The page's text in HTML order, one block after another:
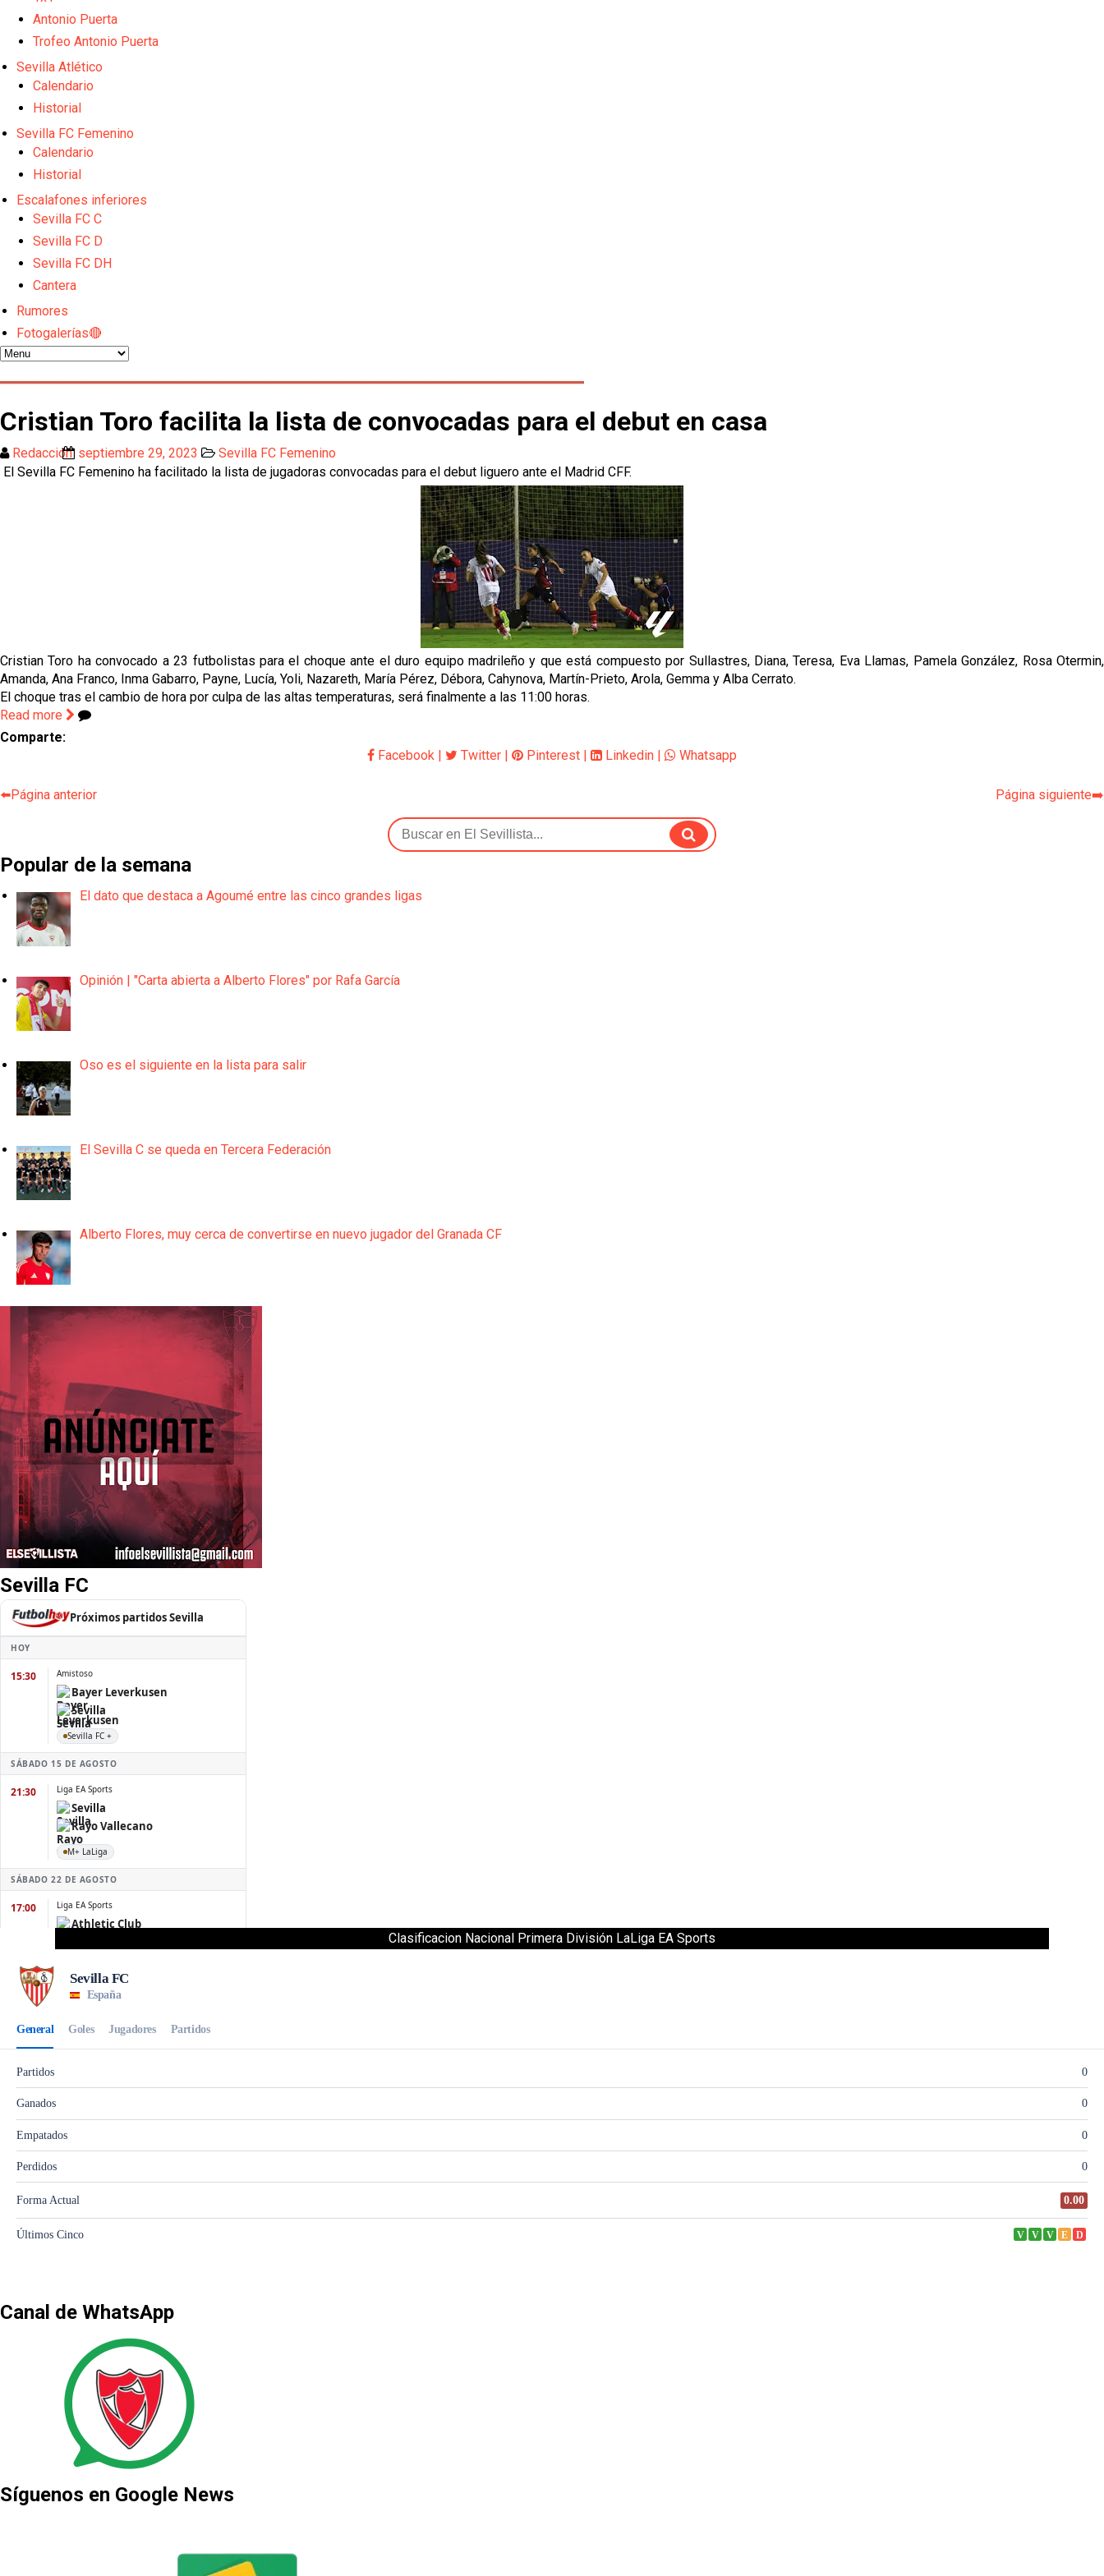
Kochorashvili, seria opción para reforzar el centro del campo sevillista
Sow muy cerca de cerrar su traspaso al Genoa
Banquillos confirmados: así queda la cantera del Sevilla Femenino para la 2026/27
Antonio Puerta
Trofeo Antonio Puerta
Sevilla Atlético
Calendario
Historial
Sevilla FC Femenino
Calendario
Historial
Escalafones inferiores
Sevilla FC C
Sevilla FC D
Sevilla FC DH
Cantera
Rumores
Fotogalerías🔴
Cristian Toro facilita la lista de convocadas para el debut en casa
Redacción septiembre 29, 2023
Sevilla FC Femenino
El Sevilla FC Femenino ha facilitado la lista de jugadoras convocadas para el debut liguero ante el Madrid CFF.
Cristian Toro ha convocado a 23 futbolistas para el choque ante el duro equipo madrileño y que está compuesto por Sullastres, Diana, Teresa, Eva Llamas, Pamela González, Rosa Otermin,
Amanda, Ana Franco, Inma Gabarro, Payne, Lucía, Yoli, Nazareth, María Pérez, Débora, Cahynova, Martín-Prieto, Arola, Gemma y Alba Cerrato.
El choque tras el cambio de hora por culpa de las altas temperaturas, será finalmente a las 11:00 horas.
Read more
Comparte:
Facebook | Twitter | Pinterest | Linkedin | Whatsapp
⬅️Página anterior Página siguiente➡️
Popular de la semana
El dato que destaca a Agoumé entre las cinco grandes ligas
Opinión | "Carta abierta a Alberto Flores" por Rafa García
Oso es el siguiente en la lista para salir
El Sevilla C se queda en Tercera Federación
Alberto Flores, muy cerca de convertirse en nuevo jugador del Granada CF
Sevilla FC
Clasificacion Nacional Primera División LaLiga EA Sports
Canal de WhatsApp
Síguenos en Google News